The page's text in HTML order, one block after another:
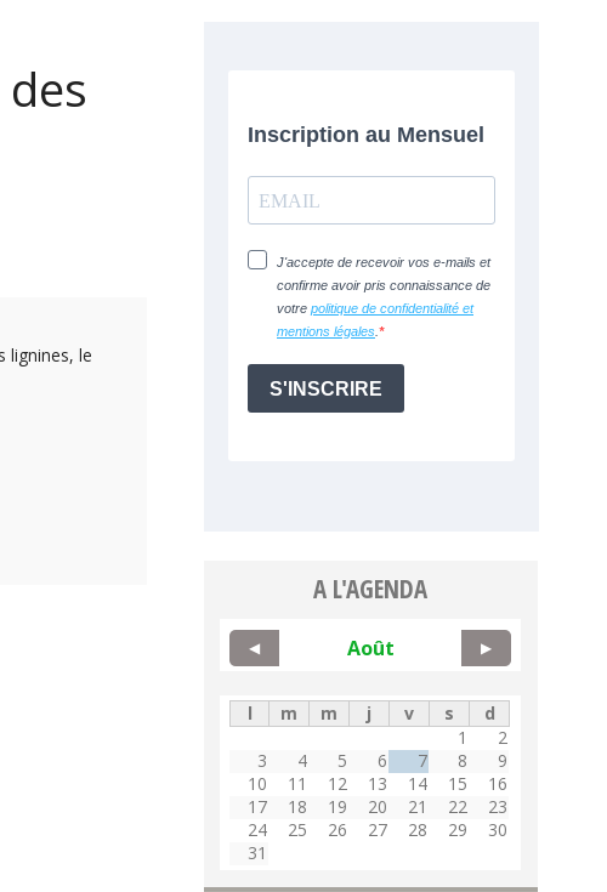
lignines, le
A L'AGENDA
Août
◀ ▶
l m m j v s
d
1
2
3
4 5 6 7 8
9
10
11 12 13 14 15
16
17
18 19 20 21 22
23
24
25 26 27 28 29
30
31